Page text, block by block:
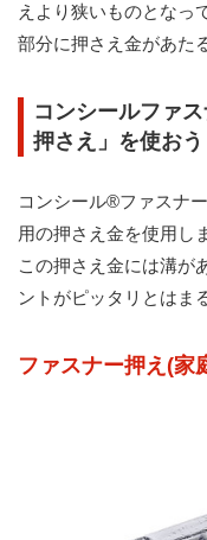
えより狭いものとなっ
部分に押さえ金があた
コンシールファ
押さえ」を使おう
コンシール®ファスナ
用の押さえ金を使用し
この押さえ金には溝が
ントがピッタリとはま
ファスナー押え(家